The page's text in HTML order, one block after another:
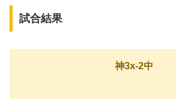
試合結果
神3x-2中